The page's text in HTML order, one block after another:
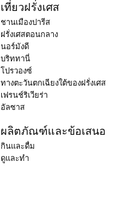
เที่ยวฝรั่งเศส
ชานเมืองปารีส
ฝรั่งเศสตอนกลาง
นอร์มังดี
บริททานี่
โปรวองซ์
ทางตะวันตกเฉียงใต้ของฝรั่งเศส
เฟรนช์ริเวียร่า
อัลซาส
ผลิตภัณฑ์และข้อเสนอ
กินและดื่ม
ดูและทำ